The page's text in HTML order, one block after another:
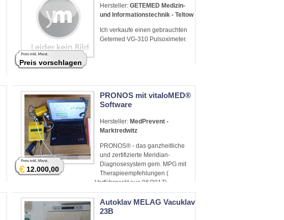
Hersteller: GETEMED Medizin-
und Informationstechnik - Teltow
Ich verkaufe einen gebrauchten
Getemed VG-310 Pulsoximeter.
Preis vorschlagen
PRONOS mit vitaloMED®
Software
Hersteller: MedPrevent -
Marktredwitz
PRONOS® - das ganzheitliche
und zertifizierte Meridian-
Diagnosesystem gem. MPG mit
Therapieempfehlungen (
Vorführgerät aus 06/2017)
€12.000,00
Autoklav MELAG Vacuklav
23B